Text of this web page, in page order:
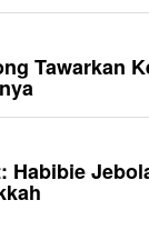
Tawarkan
Habibie